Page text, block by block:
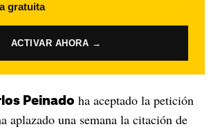
gratuita
ACTIVAR AHORA →
Peinado ha aceptado la petición
aplazado una semana la citación de